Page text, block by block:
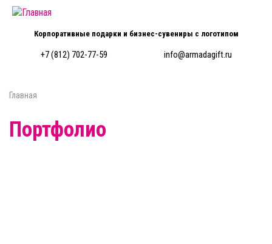
Перейти к основному содержанию
Корпоративные подарки и бизнес-сувениры с логотипом
+7 (812) 702-77-59 info@armadagift.ru
Главная
Портфолио